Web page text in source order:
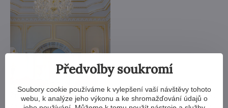
Zmenšit nebo zvětšit, vyměnit ramena, změnit počet žárovek,
zkrátit i prodloužit řetěz - možnosti jsou téměř neomezené. A
Předvolby soukromí
Soubory cookie používáme k vylepšení vaší návštěvy tohoto
webu, k analýze jeho výkonu a ke shromažďování údajů o